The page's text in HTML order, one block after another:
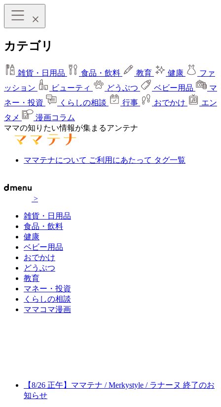
カテゴリ
雑貨・日用品 食品・飲料 教育 健康
ファ
ッション
ビューティ どうぶつ ベビー用品
マ
ネー・投資
くらしの相談 行事 おでかけ
エン
タメ
漫画コラム
ママの知りたい情報が集まるアンテナ
ママテナについて ご利用にあたって タグ一覧
>
雑貨・日用品
食品・飲料
健康
ベビー用品
おでかけ
どうぶつ
教育
マネー・投資
くらしの相談
ママコマ漫画
【8/26 正午】ママテナ / Merkystyle / ラナーヌ 終了のお
知らせ